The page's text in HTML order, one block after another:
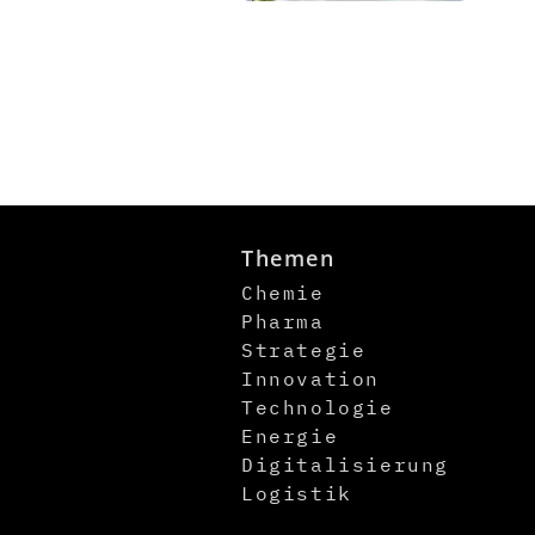
Themen
Chemie
Pharma
Strategie
Innovation
Technologie
Energie
Digitalisierung
Logistik